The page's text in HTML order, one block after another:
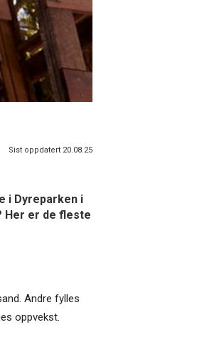
Sist oppdatert 20.08.25
i Dyreparken i
Her er de fleste
Andre fylles
oppvekst.